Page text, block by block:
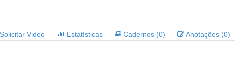
Solicitar Video Estatísticas Cadernos (0) Anotações (0)